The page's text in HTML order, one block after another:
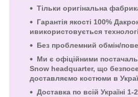
Тільки оригінальна
Гарантія якості 100%
ивикористовується
Без проблемний обмін/
Ми є офіційними
Snow headquarter, що
доставляємо костюми в
Доставка по всій Україні 1-